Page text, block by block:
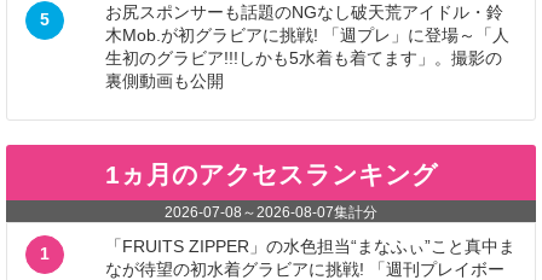
5
お尻スポンサーも話題のNGなし破天荒アイドル・鈴
木Mob.が初グラビアに挑戦! 「週プレ」に登場～「人
生初のグラビア!!!しかも5水着も着てます」。撮影の
裏側動画も公開
1ヵ月のアクセスランキング
2026-07-08 ～ 2026-08-07集計分
1
「FRUITS ZIPPER」の水色担当“まなふぃ”こと真中ま
なが待望の初水着グラビアに挑戦! 「週刊プレイボー